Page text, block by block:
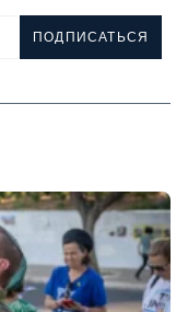
ПОДПИСАТЬСЯ